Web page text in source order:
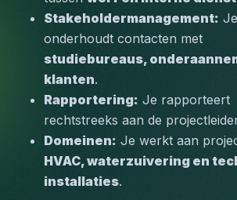
Stakeholdermanagement: Je
studiebureaus,
klanten.
Rapportering: Je rapporteert
rechtstreeks aan de
Domeinen:
HVAC, waterzuivering en
installaties.